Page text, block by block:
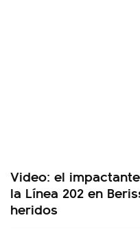
Video: el
la Línea 202 en
heridos